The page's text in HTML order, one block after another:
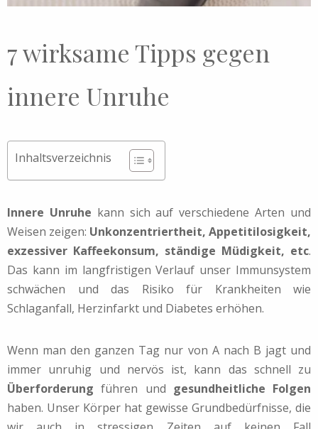
7 wirksame Tipps gegen
innere Unruhe
Inhaltsverzeichnis
Innere Unruhe kann sich auf verschiedene Arten und
Weisen zeigen: Unkonzentriertheit, Appetitilosigkeit,
exzessiver Kaffeekonsum, ständige Müdigkeit, etc.
Das kann im langfristigen Verlauf unser Immunsystem
schwächen und das Risiko für Krankheiten wie
Schlaganfall, Herzinfarkt und Diabetes erhöhen.
Wenn man den ganzen Tag nur von A nach B jagt und
immer unruhig und nervös ist, kann das schnell zu
Überforderung führen und gesundheitliche Folgen
haben. Unser Körper hat gewisse Grundbedürfnisse, die